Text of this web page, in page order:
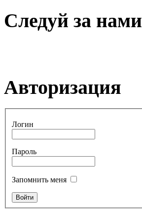
Следуй за нами
Авторизация
Логин
Пароль
Запомнить меня